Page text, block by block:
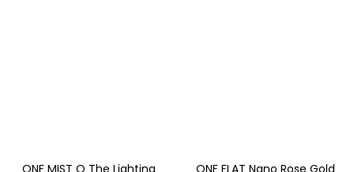
ONF MIST O The Lighting
ONF FLAT Nano Rose Gold